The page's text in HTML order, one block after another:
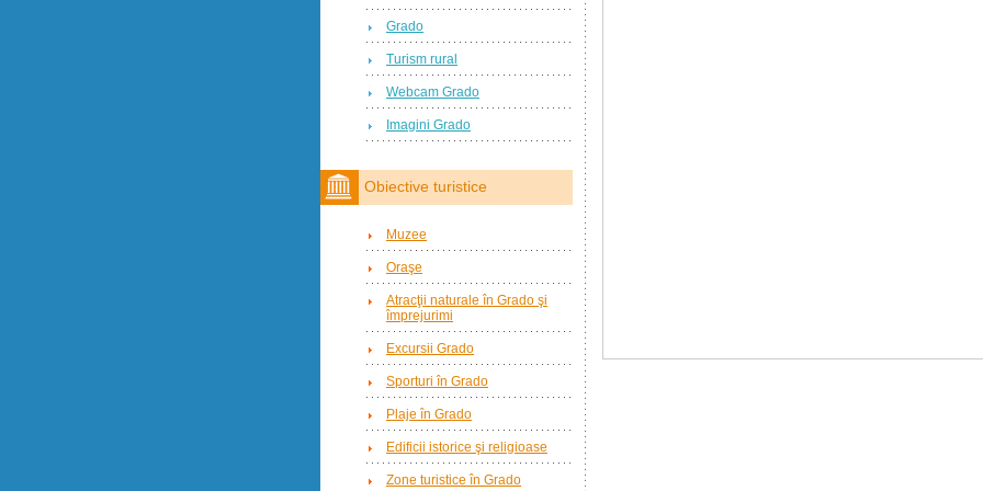
Grado
Turism rural
Webcam Grado
Imagini Grado
Obiective turistice
Muzee
Oraşe
Atracţii naturale în Grado şi
împrejurimi
Excursii Grado
Sporturi în Grado
Plaje în Grado
Edificii istorice şi religioase
Zone turistice în Grado